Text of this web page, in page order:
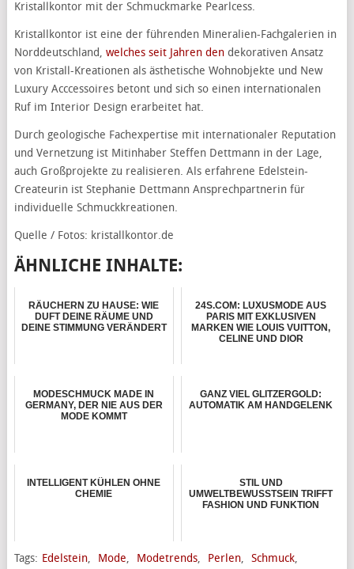
Kristallkontor mit der Schmuckmarke Pearlcess.
Kristallkontor ist eine der führenden Mineralien-Fachgalerien in
Norddeutschland, welches seit Jahren dendekorativen Ansatz
von Kristall-Kreationen als ästhetische Wohnobjekte und New
Luxury Acccessoires betont und sich so einen internationalen
Ruf im Interior Design erarbeitet hat.
Durch geologische Fachexpertise mit internationaler Reputation
und Vernetzung ist Mitinhaber Steffen Dettmann in der Lage,
auch Großprojekte zu realisieren. Als erfahrene Edelstein-
Createurin ist Stephanie Dettmann Ansprechpartnerin für
individuelle Schmuckkreationen.
Quelle / Fotos: kristallkontor.de
ÄHNLICHE INHALTE:
RÄUCHERN ZU HAUSE: WIE
DUFT DEINE RÄUME UND
DEINE STIMMUNG VERÄNDERT
24S.COM: LUXUSMODE AUS
PARIS MIT EXKLUSIVEN
MARKEN WIE LOUIS VUITTON,
CELINE UND DIOR
MODESCHMUCK MADE IN
GERMANY, DER NIE AUS DER
MODE KOMMT
GANZ VIEL GLITZERGOLD:
AUTOMATIK AM HANDGELENK
INTELLIGENT KÜHLEN OHNE
CHEMIE
STIL UND
UMWELTBEWUSSTSEIN TRIFFT
FASHION UND FUNKTION
Tags: Edelstein, Mode, Modetrends, Perlen, Schmuck,